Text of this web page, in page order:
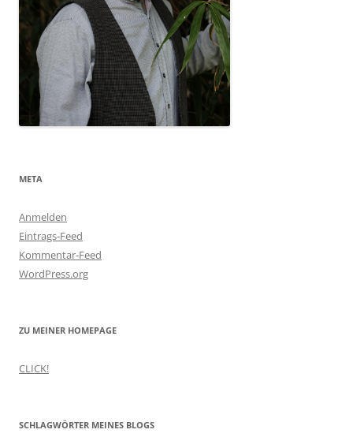
META
Anmelden
Eintrags-Feed
Kommentar-Feed
WordPress.org
ZU MEINER HOMEPAGE
CLICK!
SCHLAGWÖRTER MEINES BLOGS